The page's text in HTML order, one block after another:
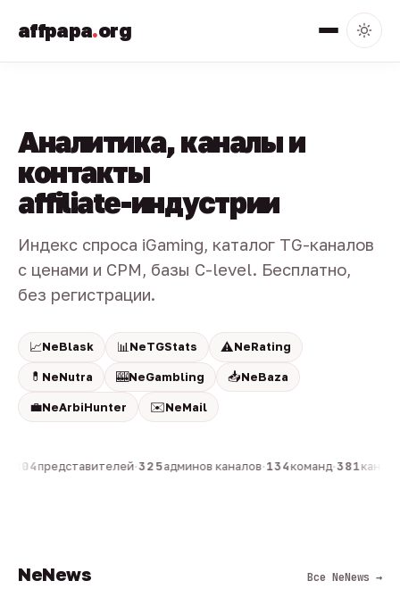
affpapa.org
Аналитика, каналы и
контакты
affiliate-индустрии
Индекс спроса iGaming, каталог TG-каналов
с ценами и CPM, базы C-level. Бесплатно,
без регистрации.
📈NeBlask 📊 NeTGStats ⚠️NeRating
💊 NeNutra 🎰NeGambling 📥NeBaza
💼NeArbiHunter ✉️NeMail
804представителей·325админов каналов·134команд·381
NeNews Все NeNews →